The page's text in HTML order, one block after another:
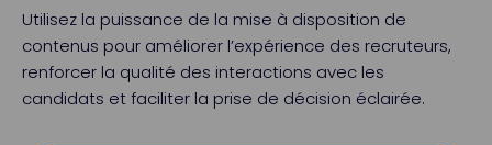
Utilisez la puissance de la mise à disposition de
contenus pour améliorer l’expérience des recruteurs,
renforcer la qualité des interactions avec les
candidats et faciliter la prise de décision éclairée.